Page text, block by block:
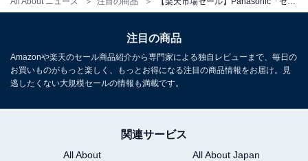
注目の商品
Amazonや楽天のセール商品紹介から専門家による独自レビューまで、毎日の
お買いものがもっと楽しく、もっとお得になる注目の商品情報をお届け。見
逃したくない大規模セールの情報も満載です。
関連サービス
All About
All About Japan